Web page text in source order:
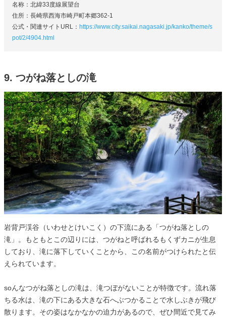
名称：北緯33度線展望台
住所：長崎県西海市崎戸町本郷362-1
公式・関連サイトURL： https://www.city.saikai.nagasaki.jp/kanko/theme/s
pot/2/4904.html
9. つがね落としの滝
岩背戸渓谷（いわせとけいこく）の下流にある「つがね落としの
滝」。もともとこの辺りには、つがねと呼ばれるもくずカニが生息
しており、滝に落下していくことから、この名前がつけられたと伝
えられています。
soんなつがね落としの滝は、滝つぼがないことが特徴です。流れ落
ちる水は、滝の下にある大きな石へぶつかることで水しぶきが飛び
散ります。その姿はなかなかの迫力があるので、ぜひ間近で見てみ